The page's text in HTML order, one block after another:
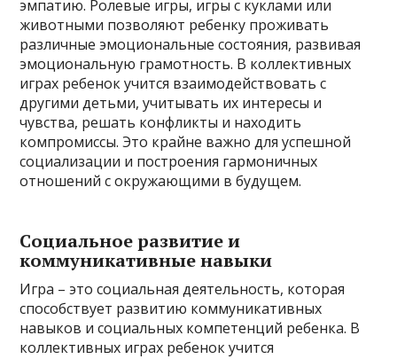
эмпатию. Ролевые игры, игры с куклами или
животными позволяют ребенку проживать
различные эмоциональные состояния, развивая
эмоциональную грамотность. В коллективных
играх ребенок учится взаимодействовать с
другими детьми, учитывать их интересы и
чувства, решать конфликты и находить
компромиссы. Это крайне важно для успешной
социализации и построения гармоничных
отношений с окружающими в будущем.
Социальное развитие и
коммуникативные навыки
Игра – это социальная деятельность, которая
способствует развитию коммуникативных
навыков и социальных компетенций ребенка. В
коллективных играх ребенок учится